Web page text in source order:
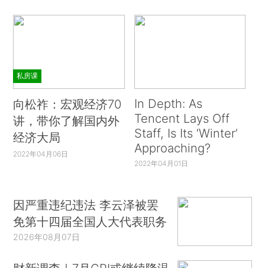
私房课
向松祚：宏观经济70
讲，带你了解国内外
经济大局
2022年04月06日
In Depth: As
Tencent Lays Off
Staff, Is Its ‘Winter’
Approaching?
2022年04月01日
因严重违纪违法 李云泽被罢
免第十四届全国人大代表职务
2026年08月07日